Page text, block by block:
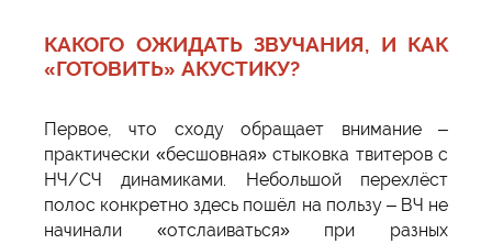
КАКОГО ОЖИДАТЬ ЗВУЧАНИЯ, И КАК
«ГОТОВИТЬ» АКУСТИКУ?
Первое, что сходу обращает внимание –
практически «бесшовная» стыковка твитеров с
НЧ/СЧ динамиками. Небольшой перехлёст
полос конкретно здесь пошёл на пользу – ВЧ не
начинали «отслаиваться» при разных